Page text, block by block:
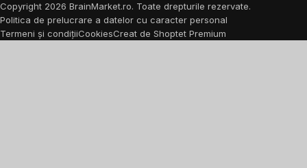
Copyright 2026 BrainMarket.ro. Toate drepturile rezervate.
Politica de prelucrare a datelor cu caracter personal
Termeni și condițiiCookiesCreat de Shoptet Premium